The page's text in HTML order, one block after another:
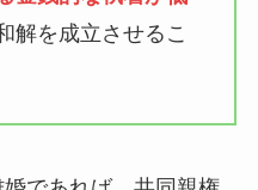
解を成立させるこ